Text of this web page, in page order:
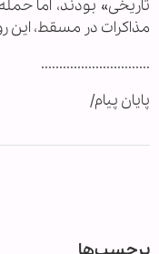
مذاکرات در مسقط، این
..............................
پایان پیام/